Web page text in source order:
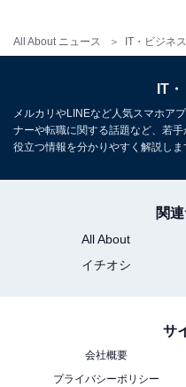
All About ニュース IT・ビジネス
今後利用したい携帯電話会社（出
NTTドコモを選んだ理由
が一番信頼できるのでは
ら」（女性64歳）、「4
auを選んだ人は「今まで
に変換できたりと便利!!
挙げていました。
IT
メルカリやLINEなど人気スマホア
ナーや転職に関する話題など、若
役立つ情報を分かりやすく解説しま
関
All About
イチオシ
サ
会社概要
プライバシーポリシー